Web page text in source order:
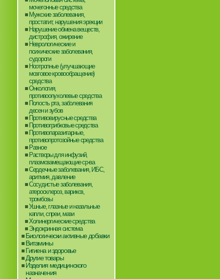
мочегонные средства
Мужские заболевания,
простатит, нарушения эрекции
Нарушение обмена веществ,
дистрофия, ожирение
Неврологические и
психические заболевания,
судороги
Ноотропные (улучшающие
мозговое кровообращение)
средства
Онкология,
противоопухолевые средства
Полость рта, заболевания
десен и зубов
Противовирусные средства
Противогрибковые средства
Противопаразитарные,
противопротозойные средства
Разное
Растворы для инфузий,
плазмозамещающие ср-ва
Сердечные заболевания, ИБС,
аритмия, давление
Сосудистые заболевания,
атеросклероз, варикоз,
тромбозы
Ушные, глазные и назальные
капли, спреи, мази
Холинергические средства
Эндокринная система
Биологически активные добавки
Витамины
Гигиена и здоровье
Другие товары
Изделия медицинского
назначения